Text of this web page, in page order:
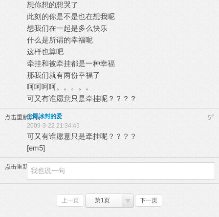
想你想的想哭了
此刻的你是不是也在想我呢
想我们在一起是多么快乐
什么是所谓的幸福呢
这样也算吧
牵挂和被牵挂都是一种幸福
那我们就有两份幸福了
呵呵呵呵。。。。。
可又有谁愿意只是牵挂呢？？？？
点击重新加载 5#
尘即冰封的爱
2009-3-22 21:34:45
可又有谁愿意只是牵挂呢？？？？
[em5]
点击重新加载
上一页 第1页 下一页